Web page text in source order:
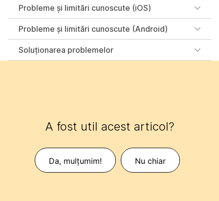
Probleme și limitări cunoscute (iOS)
Probleme și limitări cunoscute (Android)
Soluţionarea problemelor
A fost util acest articol?
Da, mulțumim! Nu chiar